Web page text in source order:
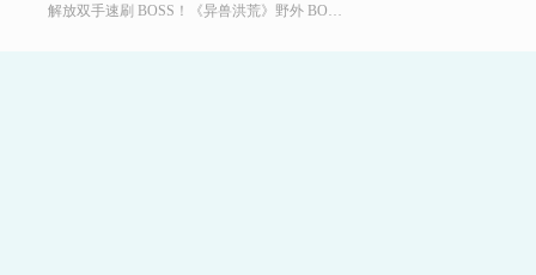
解放双手速刷 BOSS！《异兽洪荒》野外 BOSS 玩法，页游助手挂机打宝两不误